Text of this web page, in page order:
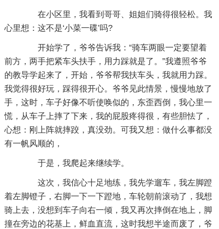
在小区里，我看到哥哥、姐姐们骑得很轻松。我
心里想：这不是‘小菜一碟’吗?
开始学了，爷爷告诉我：“骑车两眼一定要望着
前方，两手把紧车头扶手，用力踩就是了。”我遵照爷爷
的教导学起来了，开始，爷爷帮我扶车头，我就用力踩。
我觉得很好玩，踩得很开心。爷爷见此情景，慢慢地放了
手，这时，车子好像不听使唤似的，东歪西倒，我心里一
慌，从车子上摔了下来，我的屁股疼得很，有些胆怯了，
心想：刚上阵就摔跤，真没劲。可我又想：做什么事都没
有一帆风顺的，
于是，我爬起来继续学。
这次，我信心十足地练，我先学遛车，我左脚蹬
着左脚镫子，右脚一下一下蹬地，车轮朝前滚动了，我想
骑上去，没想到车子向右一倾，我又再次摔倒在地上，脚
撞在旁边的花基上，鲜血直流，这时我想半途而废了，爷